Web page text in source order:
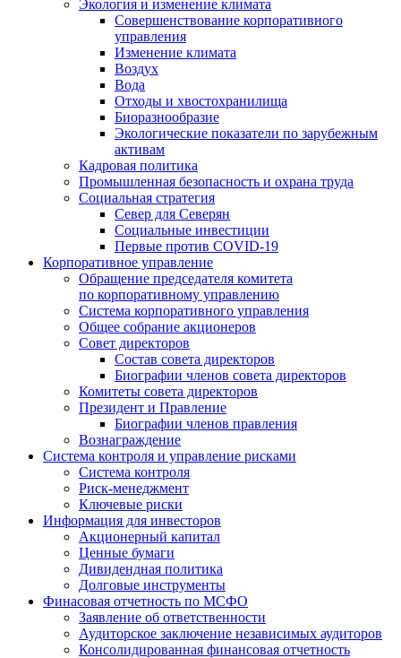
Экология и изменение климата
Совершенствование корпоративного
управления
Изменение климата
Воздух
Вода
Отходы и хвостохранилища
Биоразнообразие
Экологические показатели по зарубежным
активам
Кадровая политика
Промышленная безопасность и охрана труда
Социальная стратегия
Север для Северян
Социальные инвестиции
Первые против COVID‑19
Корпоративное управление
Обращение председателя комитета
по корпоративному управлению
Система корпоративного управления
Общее собрание акционеров
Совет директоров
Состав совета директоров
Биографии членов совета директоров
Комитеты совета директоров
Президент и Правление
Биографии членов правления
Вознаграждение
Система контроля и управление рисками
Система контроля
Риск-менеджмент
Ключевые риски
Информация для инвесторов
Акционерный капитал
Ценные бумаги
Дивидендная политика
Долговые инструменты
Финасовая отчетность по МСФО
Заявление об ответственности
Аудиторское заключение независимых аудиторов
Консолидированная финансовая отчетность